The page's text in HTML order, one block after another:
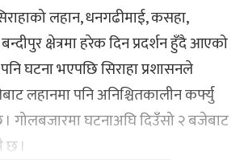
लहान, धनगढीमाई, कसहा,
क्षेत्रमा हरेक दिन प्रदर्शन हुँदै आएको
घटना भएपछि सिराहा प्रशासनले
लहानमा पनि अनिश्चितकालीन कर्फ्यु
गोलबजारमा घटनाअघि दिउँसो २ बजेबाट
।